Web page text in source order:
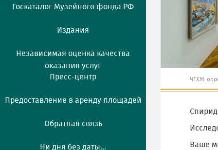
Госкаталог Музейного фонда РФ
Издания
Независимая оценка качества
оказания услуг
Пресс-центр
Предоставление в аренду площадей
Обратная связь
Ни дня без даты...
ЧГХМ:
Ваше